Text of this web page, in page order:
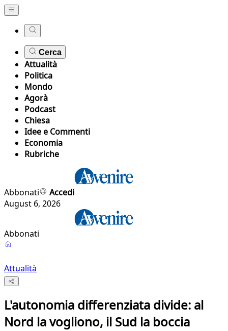
Cerca
Attualità
Politica
Mondo
Agorà
Podcast
Chiesa
Idee e Commenti
Economia
Rubriche
Abbonati
Accedi
August 6, 2026
Abbonati
Attualità
L'autonomia differenziata divide: al
Nord la vogliono, il Sud la boccia